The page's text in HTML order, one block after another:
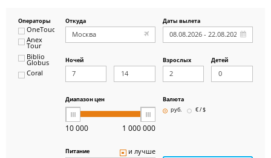
Операторы
OneTouch&Travel
Anex
Tour
Biblio
Globus
Coral
Откуда Даты вылета
Ночей Взрослых Детей
Диапазон цен
10 000 1 000 000
Валюта
руб.
€ / $
Питание и лучше